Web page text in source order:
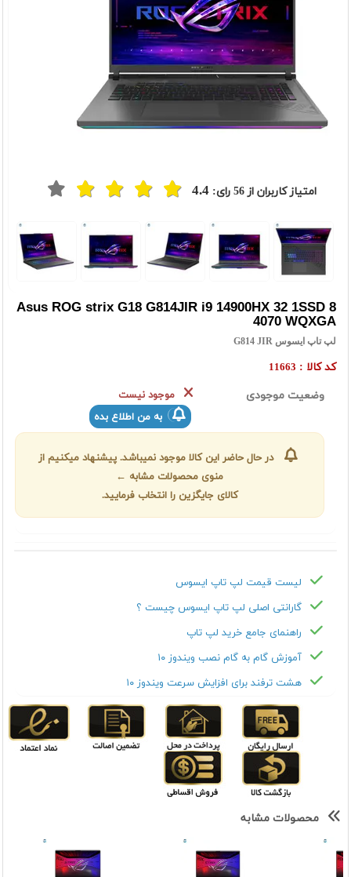
امتیاز کاربران از56 رای:4.4
Asus ROG strix G18 G814JIR i9 14900HX 32 1SSD 8
4070 WQXGA
لپ تاپ ایسوس G814 JIR
کد کالا : 11663
وضعیت موجودی
موجود نیست
به من اطلاع بده
در حال حاضر این کالا موجود نمیباشد. پیشنهاد میکنیم از
منوی محصولات مشابه ←
کالای جایگزین را انتخاب فرمایید.
لیست قیمت لپ تاپ ایسوس
گارانتی اصلی لپ تاپ ایسوس چیست ؟
راهنمای جامع خرید لپ تاپ
آموزش گام به گام نصب ویندوز ۱۰
هشت ترفند برای افزایش سرعت ویندوز ۱۰
محصولات مشابه